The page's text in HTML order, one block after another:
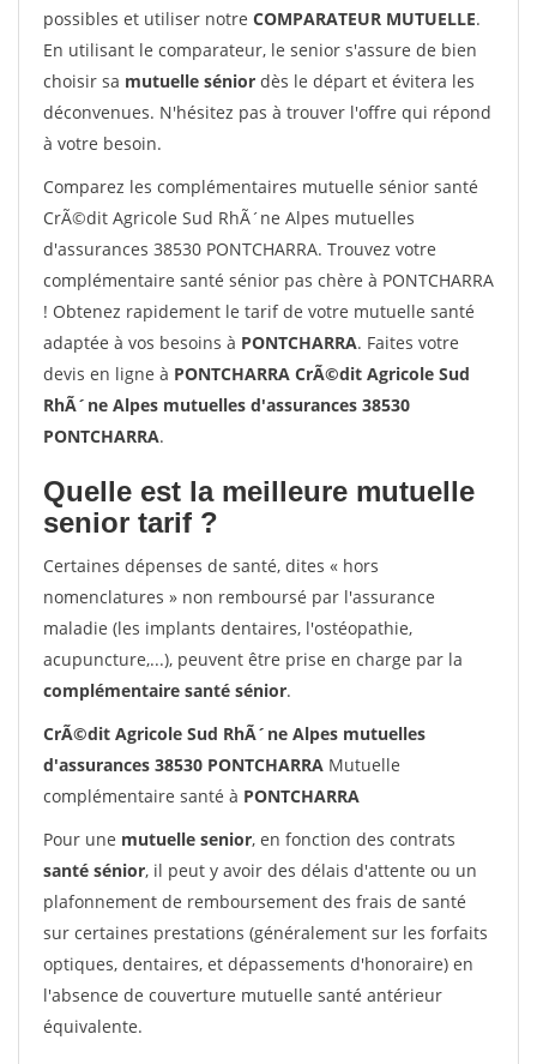
possibles et utiliser notre COMPARATEUR MUTUELLE.
En utilisant le comparateur, le senior s'assure de bien
choisir sa mutuelle sénior dès le départ et évitera les
déconvenues. N'hésitez pas à trouver l'offre qui répond
à votre besoin.
Comparez les complémentaires mutuelle sénior santé
CrÃ©dit Agricole Sud RhÃ´ne Alpes mutuelles
d'assurances 38530 PONTCHARRA. Trouvez votre
complémentaire santé sénior pas chère à PONTCHARRA
! Obtenez rapidement le tarif de votre mutuelle santé
adaptée à vos besoins à PONTCHARRA. Faites votre
devis en ligne à PONTCHARRA CrÃ©dit Agricole Sud
RhÃ´ne Alpes mutuelles d'assurances 38530
PONTCHARRA.
Quelle est la meilleure mutuelle
senior tarif ?
Certaines dépenses de santé, dites « hors
nomenclatures » non remboursé par l'assurance
maladie (les implants dentaires, l'ostéopathie,
acupuncture,...), peuvent être prise en charge par la
complémentaire santé sénior.
CrÃ©dit Agricole Sud RhÃ´ne Alpes mutuelles
d'assurances 38530 PONTCHARRA Mutuelle
complémentaire santé à PONTCHARRA
Pour une mutuelle senior, en fonction des contrats
santé sénior, il peut y avoir des délais d'attente ou un
plafonnement de remboursement des frais de santé
sur certaines prestations (généralement sur les forfaits
optiques, dentaires, et dépassements d'honoraire) en
l'absence de couverture mutuelle santé antérieur
équivalente.